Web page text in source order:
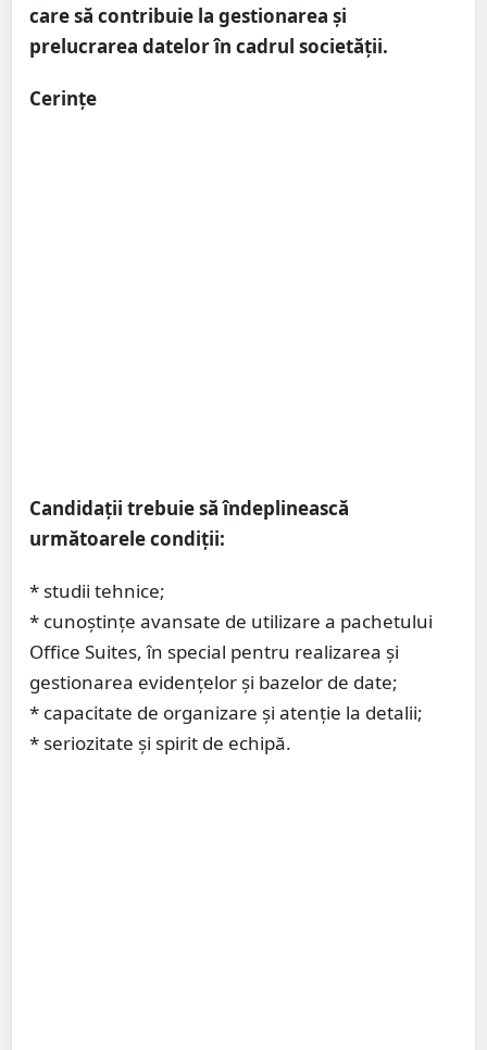
care să contribuie la gestionarea și
prelucrarea datelor în cadrul societății.
Cerințe
Candidații trebuie să îndeplinească
următoarele condiții:
* studii tehnice;
* cunoștințe avansate de utilizare a pachetului
Office Suites, în special pentru realizarea și
gestionarea evidențelor și bazelor de date;
* capacitate de organizare și atenție la detalii;
* seriozitate și spirit de echipă.